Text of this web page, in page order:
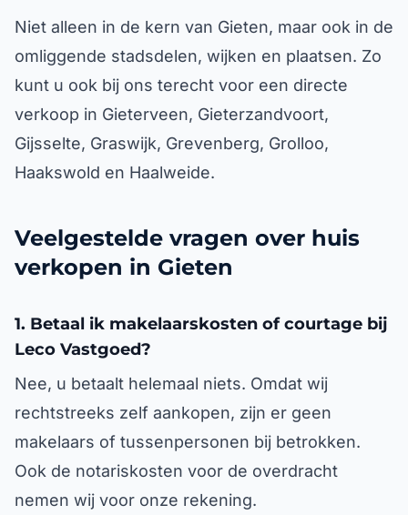
Niet alleen in de kern van Gieten, maar ook in de
omliggende stadsdelen, wijken en plaatsen. Zo
kunt u ook bij ons terecht voor een directe
verkoop in Gieterveen, Gieterzandvoort,
Gijsselte, Graswijk, Grevenberg, Grolloo,
Haakswold en Haalweide.
Veelgestelde vragen over huis
verkopen in Gieten
1. Betaal ik makelaarskosten of courtage bij
Leco Vastgoed?
Nee, u betaalt helemaal niets. Omdat wij
rechtstreeks zelf aankopen, zijn er geen
makelaars of tussenpersonen bij betrokken.
Ook de notariskosten voor de overdracht
nemen wij voor onze rekening.